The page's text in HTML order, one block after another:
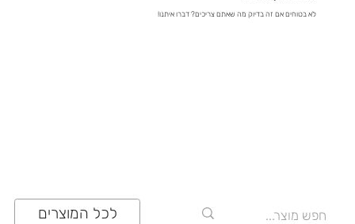
לא בטוחים אם זה בדיוק מה שאתם צריכים? דברו איתנו!
לכל המוצרים